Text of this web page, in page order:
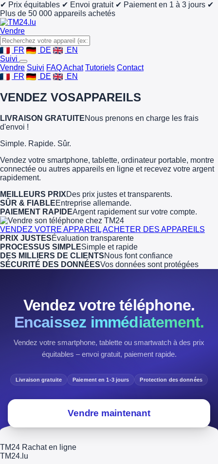
✔ Prix équitables ✔ Envoi gratuit ✔ Paiement en 1 à 3 jours ✔
Plus de 50 000 appareils achetés
Vendre
FR DE
EN
Suivi
Vendre Suivi FAQ Achat Tutoriels Contact
FR
DE EN
VENDEZ VOSAPPAREILS
LIVRAISON GRATUITENous prenons en charge les frais
d'envoi !
Simple. Rapide. Sûr.
Vendez votre smartphone, tablette, ordinateur portable, montre
connectée ou autres appareils en ligne et recevez votre argent
rapidement.
MEILLEURS PRIXDes prix justes et transparents.
SÛR & FIABLEEntreprise allemande.
PAIEMENT RAPIDEArgent rapidement sur votre compte.
VENDEZ VOTRE APPAREILACHETER DES APPAREILS
PRIX JUSTESÉvaluation transparente
PROCESSUS SIMPLESimple et rapide
DES MILLIERS DE CLIENTSNous font confiance
SÉCURITÉ DES DONNÉESVos données sont protégées
Vendez votre téléphone.
Encaissez immédiatement.
Vendez votre smartphone, tablette ou smartwatch à des prix
équitables – envoi gratuit, paiement rapide.
Livraison gratuite Paiement en 1-3 jours Protection des données
Vendre maintenant
TM24 Rachat en ligne
TM24.lu